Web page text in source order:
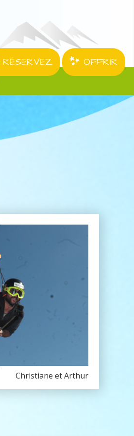
RÉSERVEZ
OFFRIR
Christiane et Arthur